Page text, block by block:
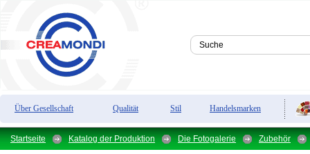
Über Gesellschaft Qualität Stil Handelsmarken
Startseite Katalog der Produktion Die Fotogalerie Zubehör